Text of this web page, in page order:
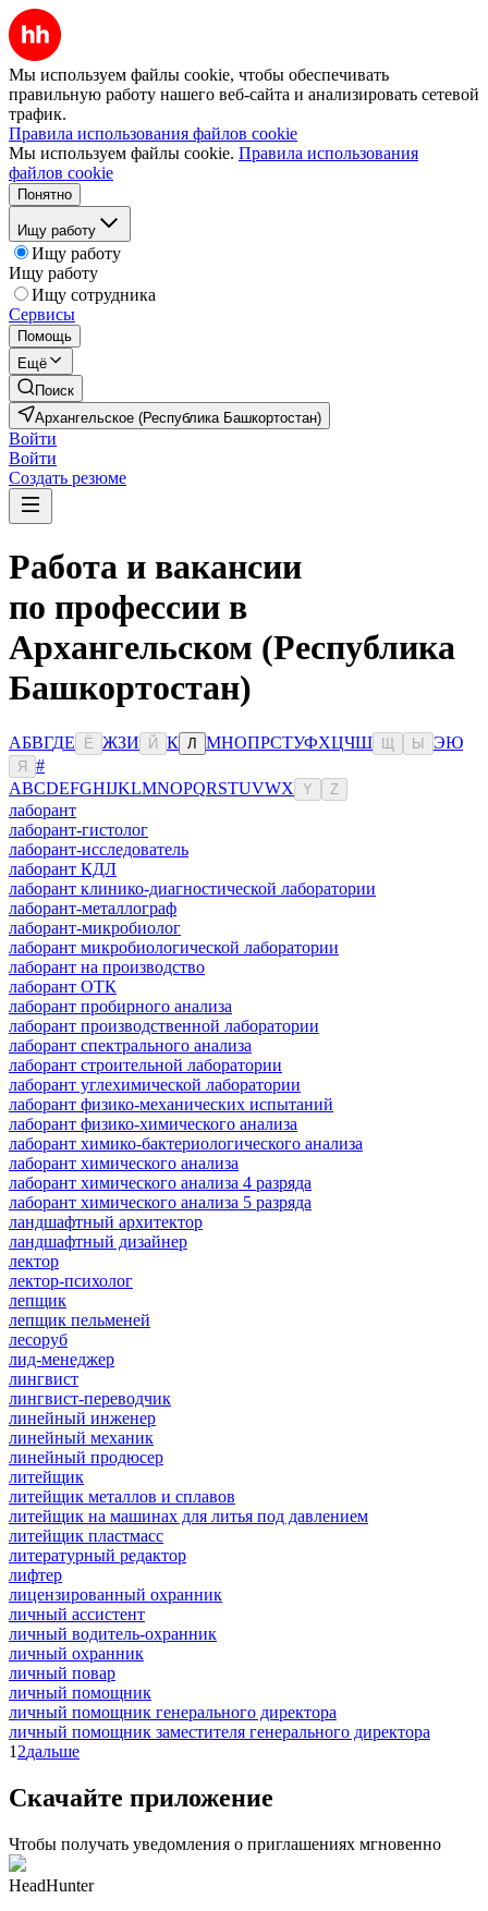
Мы используем файлы cookie, чтобы обеспечивать
правильную работу нашего веб-сайта и анализировать сетевой
трафик.
Правила использования файлов cookie
Мы используем файлы cookie. Правила использования
файлов cookie
Понятно
Ищу работу
Ищу работу
Ищу работу
Ищу сотрудника
Сервисы
Помощь
Ещё
Поиск
Архангельское (Республика Башкортостан)
Войти
Войти
Создать резюме
Работа и вакансии
по профессии в
Архангельском (Республика
Башкортостан)
АБВГДЕ Ё ЖЗИ Й К Л МНОПРСТУФХЦЧШ Ы ЭЮ
Я
#
ABCDEFGHIJKLMNOPQRSTUVWX Y Z
лаборант
лаборант-гистолог
лаборант-исследователь
лаборант КДЛ
лаборант клинико-диагностической лаборатории
лаборант-металлограф
лаборант-микробиолог
лаборант микробиологической лаборатории
лаборант на производство
лаборант ОТК
лаборант пробирного анализа
лаборант производственной лаборатории
лаборант спектрального анализа
лаборант строительной лаборатории
лаборант углехимической лаборатории
лаборант физико-механических испытаний
лаборант физико-химического анализа
лаборант химико-бактериологического анализа
лаборант химического анализа
лаборант химического анализа 4 разряда
лаборант химического анализа 5 разряда
ландшафтный архитектор
ландшафтный дизайнер
лектор
лектор-психолог
лепщик
лепщик пельменей
лесоруб
лид-менеджер
лингвист
лингвист-переводчик
линейный инженер
линейный механик
линейный продюсер
литейщик
литейщик металлов и сплавов
литейщик на машинах для литья под давлением
литейщик пластмасс
литературный редактор
лифтер
лицензированный охранник
личный ассистент
личный водитель-охранник
личный охранник
личный повар
личный помощник
личный помощник генерального директора
личный помощник заместителя генерального директора
1 2дальше
Скачайте приложение
Чтобы получать уведомления о приглашениях мгновенно
HeadHunter